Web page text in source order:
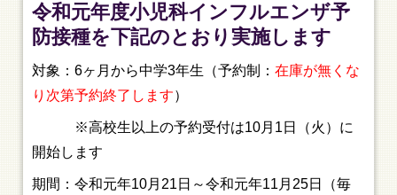
令和元年度小児科インフルエンザ予
防接種を下記のとおり実施します
対象：6ヶ月から中学3年生（予約制：在庫が無くな
り次第予約終了します）
※高校生以上の予約受付は10月1日（火）に
開始します
期間：令和元年10月21日～令和元年11月25日（毎